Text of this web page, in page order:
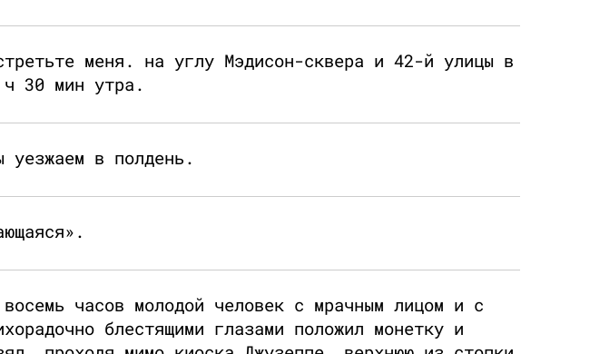
меня. на углу Мэдисон-сквера и 42-й улицы в
30 мин утра.
уезжаем в полдень.
часов молодой человек с мрачным лицом и с
блестящими глазами положил монетку и